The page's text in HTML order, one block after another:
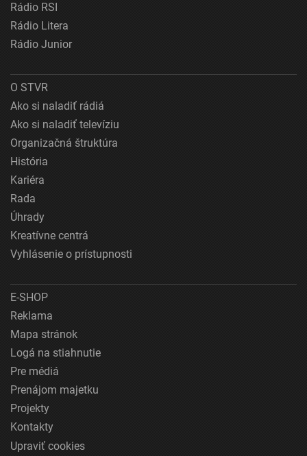
Rádio RSI
Rádio Litera
Rádio Junior
O STVR
Ako si naladiť rádiá
Ako si naladiť televíziu
Organizačná štruktúra
História
Kariéra
Rada
Úhrady
Kreatívne centrá
Vyhlásenie o prístupnosti
E-SHOP
Reklama
Mapa stránok
Logá na stiahnutie
Pre médiá
Prenájom majetku
Projekty
Kontakty
Upraviť cookies